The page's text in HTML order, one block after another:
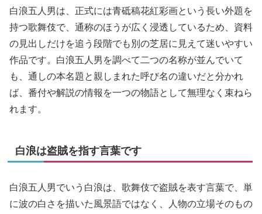
白浪五人男は、正式には青砥稿花紅彩画という長い外題を
持つ歌舞伎で、通称のほうが広く浸透しているため、資料
の見出しだけを追う段階でも別の芝居に見えて迷いやすい
作品です。白浪五人男を調べて二つの名称が並んでいて
も、通しの本名題と親しまれた呼び名の違いだと分かれ
ば、番付や解説の情報を一つの物語として無理なく束ねら
れます。
白浪は盗賊を指す言葉です
白浪五人男でいう白浪は、歌舞伎で盗賊を表す言葉で、単
に波の白さを描いた風景語ではなく、人物の立場そのもの